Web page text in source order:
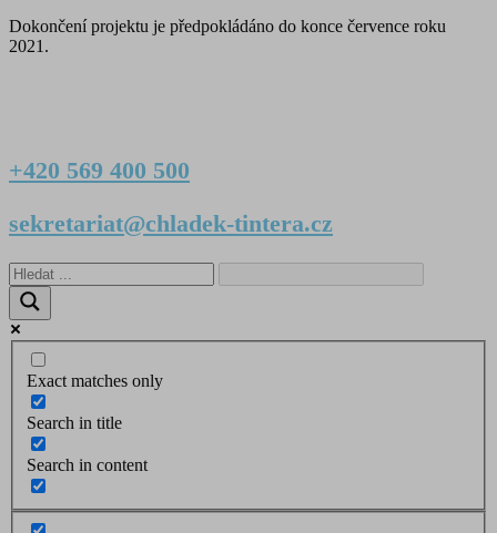
Dokončení projektu je předpokládáno do konce července roku
2021.
+420 569 400 500
sekretariat@chladek-tintera.cz
Exact matches only
Search in title
Search in content